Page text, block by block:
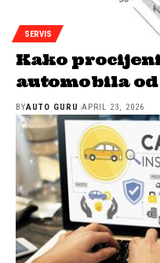
SERVIS
Kako
automobila
BYAUTO GURU APRIL 23, 2026